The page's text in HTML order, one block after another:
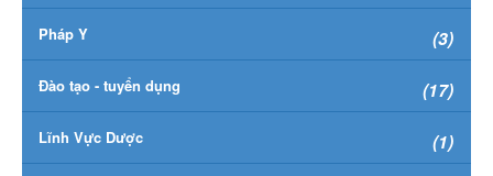
Pháp Y (3)
Đào tạo - tuyển dụng (17)
Lĩnh Vực Dược (1)